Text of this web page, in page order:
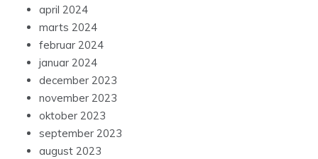
april 2024
marts 2024
februar 2024
januar 2024
december 2023
november 2023
oktober 2023
september 2023
august 2023